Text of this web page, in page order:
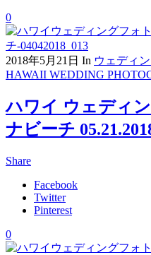
0
2018年5月21日 In ウェディ
HAWAII WEDDING
ハワイ ウェディ
ナビーチ
Share
Facebook
Twitter
Pinterest
0